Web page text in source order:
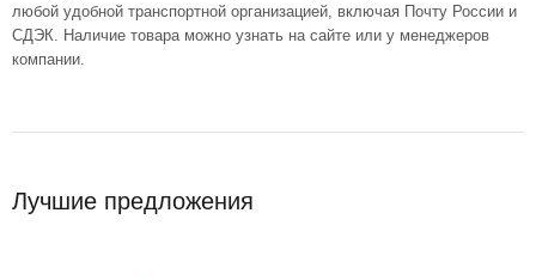
любой удобной транспортной организацией, включая Почту России и
СДЭК. Наличие товара можно узнать на сайте или у менеджеров
компании.
Лучшие предложения